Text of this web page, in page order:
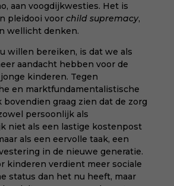
aan voogdijkwesties. Het is
pleidooi voor child supremacy,
wellicht denken.
willen bereiken, is dat we als
aandacht hebben voor de
kinderen. Tegen
en marktfundamentalistische
graag zien dat de zorg
persoonlijk als
niet als een lastige kostenpost
als een eervolle taak, een
in de nieuwe generatie.
kinderen verdient meer sociale
status dan het nu heeft, maar